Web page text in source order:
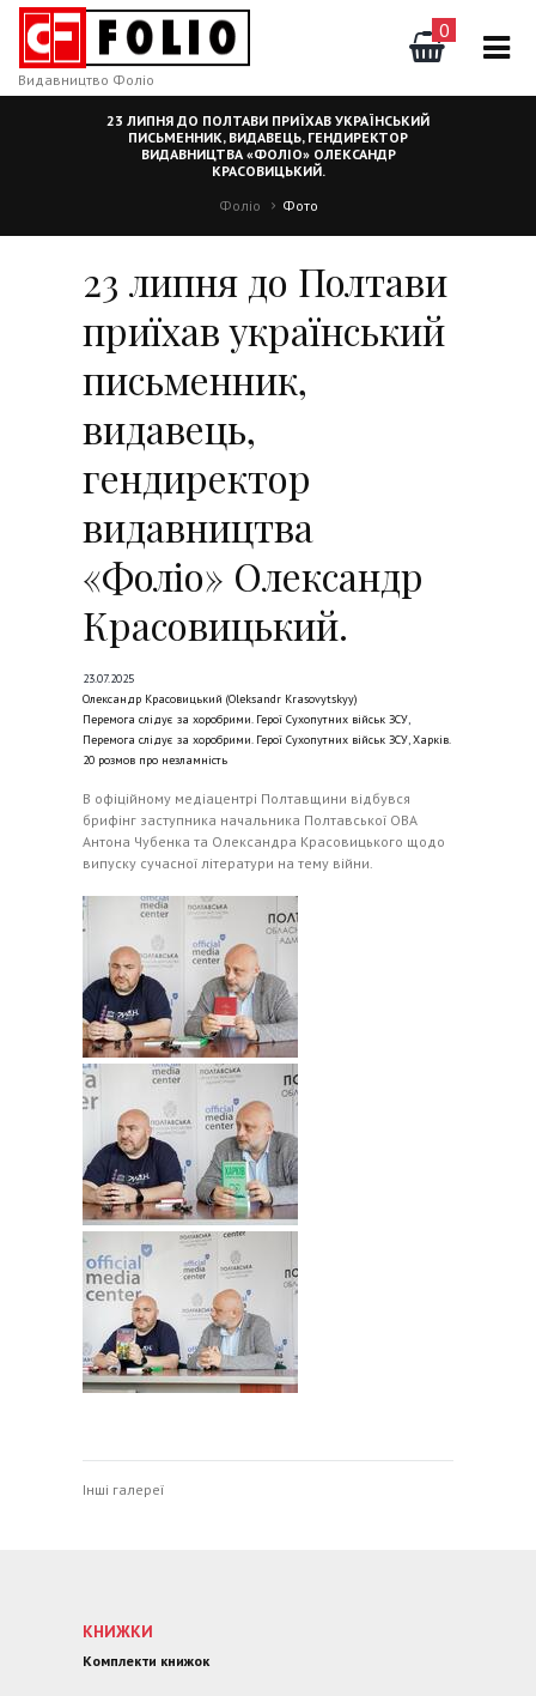
0
Видавництво Фоліо
23 ЛИПНЯ ДО ПОЛТАВИ ПРИЇХАВ УКРАЇНСЬКИЙ
ПИСЬМЕННИК, ВИДАВЕЦЬ, ГЕНДИРЕКТОР
ВИДАВНИЦТВА «ФОЛІО» ОЛЕКСАНДР
КРАСОВИЦЬКИЙ.
Фоліо
Фото
23 липня до Полтави
приїхав український
письменник,
видавець,
гендиректор
видавництва
«Фоліо» Олександр
Красовицький.
23.07.2025
Олександр Красовицький (Oleksandr Krasovytskyy)
Перемога слідує за хоробрими. Герої Сухопутних військ ЗСУ,
Перемога слідує за хоробрими. Герої Сухопутних військ ЗСУ,Харків.
20 розмов про незламність
В офіційному медіацентрі Полтавщини відбувся
брифінг заступника начальника Полтавської ОВА
Антона Чубенка та Олександра Красовицького щодо
випуску сучасної літератури на тему війни.
Інші галереї
КНИЖКИ
Комплекти книжок